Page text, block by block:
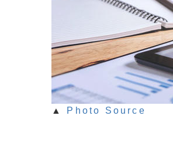
▲ Photo Source